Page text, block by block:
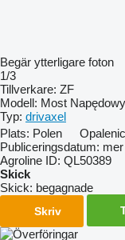
Begär ytterligare foton
1/3
Tillverkare: ZF
Modell: Most
Typ: drivaxel
Plats: Polen
Publiceringsdatum:
Agroline ID: QL50389
Skick
Skick: begagnade
Skriv